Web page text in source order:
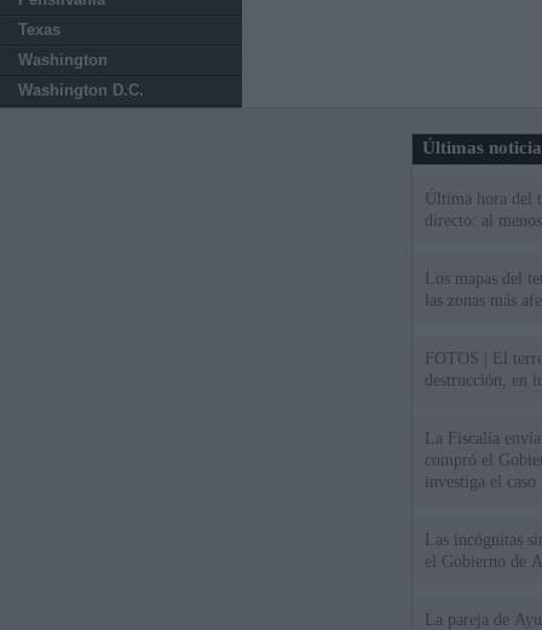
Texas
Washington
Washington D.C.
Últimas
Última hora del
directo: al
Los mapas del
las zonas más
FOTOS | El
destrucción, en
La Fiscalía
compró el
investiga el caso
Las incógnitas
el Gobierno de
La pareja de